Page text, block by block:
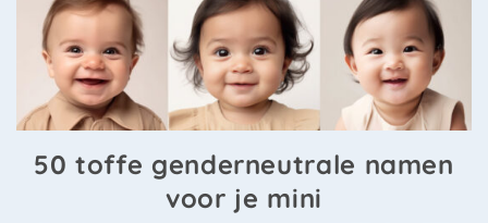
50 toffe genderneutrale namen
voor je mini